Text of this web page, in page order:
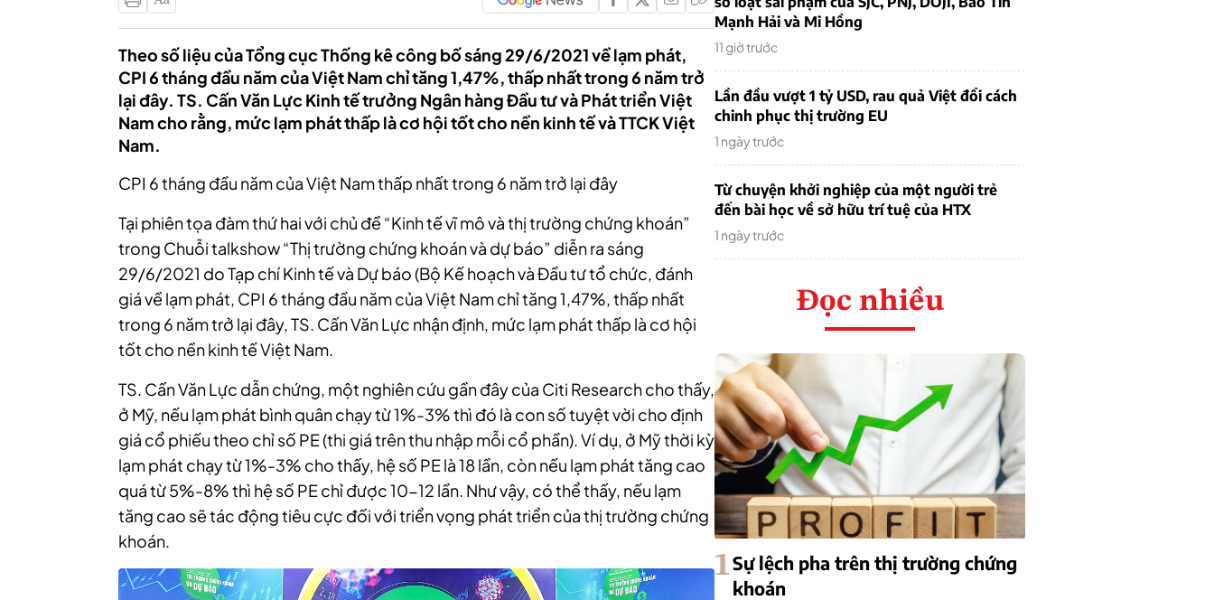
Theo số liệu của Tổng cục Thống kê công bố sáng 29/6/2021 về lạm phát,
CPI 6 tháng đầu năm của Việt Nam chỉ tăng 1,47%, thấp nhất trong 6 năm trở
lại đây. TS. Cấn Văn Lực Kinh tế trưởng Ngân hàng Đầu tư và Phát triển Việt
Nam cho rằng, mức lạm phát thấp là cơ hội tốt cho nền kinh tế và TTCK Việt
Nam.
CPI 6 tháng đầu năm của Việt Nam thấp nhất trong 6 năm trở lại đây
Tại phiên tọa đàm thứ hai với chủ đề “Kinh tế vĩ mô và thị trường chứng khoán”
trong Chuỗi talkshow “Thị trường chứng khoán và dự báo” diễn ra sáng
29/6/2021 do Tạp chí Kinh tế và Dự báo (Bộ Kế hoạch và Đầu tư tổ chức, đánh
giá về lạm phát, CPI 6 tháng đầu năm của Việt Nam chỉ tăng 1,47%, thấp nhất
trong 6 năm trở lại đây, TS. Cấn Văn Lực nhận định, mức lạm phát thấp là cơ hội
tốt cho nền kinh tế Việt Nam.
TS. Cấn Văn Lực dẫn chứng, một nghiên cứu gần đây của Citi Research cho thấy,
ở Mỹ, nếu lạm phát bình quân chạy từ 1%-3% thì đó là con số tuyệt vời cho định
giá cổ phiếu theo chỉ số PE (thi giá trên thu nhập mỗi cổ phần). Ví dụ, ở Mỹ thời kỳ
lạm phát chạy từ 1%-3% cho thấy, hệ số PE là 18 lần, còn nếu lạm phát tăng cao
quá từ 5%-8% thì hệ số PE chỉ được 10-12 lần. Như vậy, có thể thấy, nếu lạm
tăng cao sẽ tác động tiêu cực đối với triển vọng phát triển của thị trường chứng
khoán.
Mạnh Hải và Mi Hồng
11 giờ trước
Lần đầu vượt 1 tỷ USD, rau quả Việt đổi cách
chinh phục thị trường EU
1 ngày trước
Từ chuyện khởi nghiệp của một người trẻ
đến bài học về sở hữu trí tuệ của HTX
1 ngày trước
Đọc nhiều
1Sự lệch pha trên thị trường chứng
khoán